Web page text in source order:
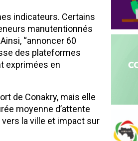
indicateurs. Certains
manutentionnés
‘‘annoncer 60
des plateformes
exprimées en
de Conakry, mais elle
moyenne d’attente
la ville et impact sur